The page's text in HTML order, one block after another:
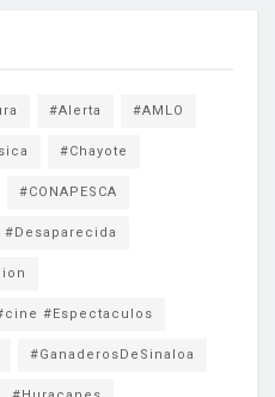
#Alerta #AMLO
#Chayote
#CONAPESCA
#Desaparecida
#Espectaculos
#GanaderosDeSinaloa